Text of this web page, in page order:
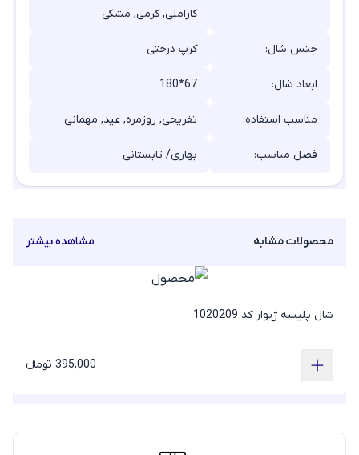
کاراملی, کرمی, مشکی
جنس شال: کرپ درختی
ابعاد شال: 180*67
مناسب استفاده: تفریحی, روزمره, عید, مهمانی
فصل مناسب: بهاری/ تابستانی
محصولات مشابه مشاهده بیشتر
شال پلیسه ژیوار کد 1020209
395,000 تومانء